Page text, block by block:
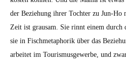
der Beziehung ihrer Tochter zu Jun-Ho
Zeit ist grausam. Sie rin­nt einem
sie in Fis­chmetaphorik über das
arbeit­et im Touris­mus­gewerbe, und